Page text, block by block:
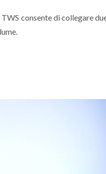
consente di collegare